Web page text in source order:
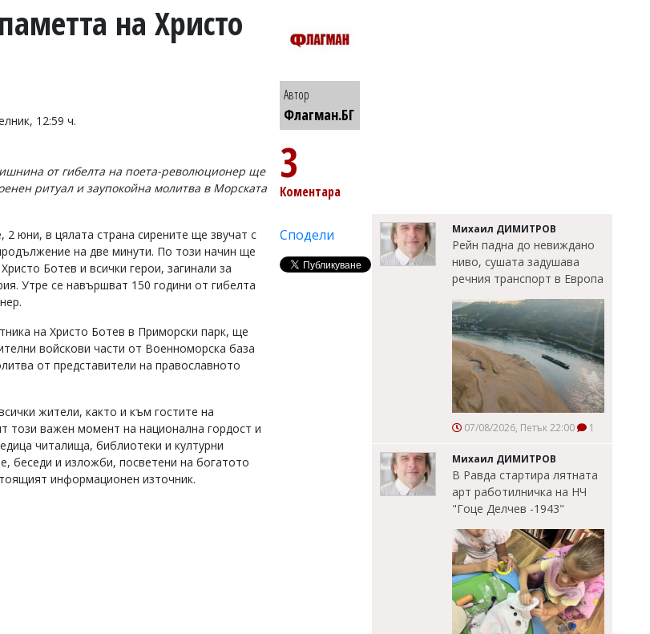
на Христо
12:59 ч.
от гибелта на поета-революционер ще
ритуал и заупокойна молитва в Морската
2 юни, в цялата страна сирените ще звучат с
на две минути. По този начин ще
Ботев и всички герои, загинали за
Утре се навършват 150 години от гибелта
на Христо Ботев в Приморски парк, ще
войскови части от Военноморска база
от представители на православното
жители, както и към гостите на
този важен момент на национална гордост и
читалища, библиотеки и културни
беседи и изложби, посветени на богатото
информационен източник.
Автор
Флагман.БГ
3
Коментара
Сподели Михаил ДИМИТРОВ
Рейн падна до невиждано
ниво, сушата задушава
речния транспорт в Европа
07/08/2026, Петък 22:00 1
Михаил ДИМИТРОВ
В Равда стартира лятната
арт работилничка на НЧ
"Гоце Делчев -1943"